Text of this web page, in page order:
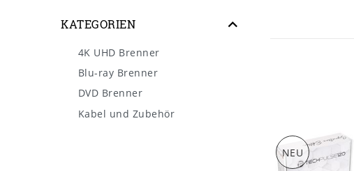
KATEGORIEN
4K UHD Brenner
Blu-ray Brenner
DVD Brenner
Kabel und Zubehör
NEU